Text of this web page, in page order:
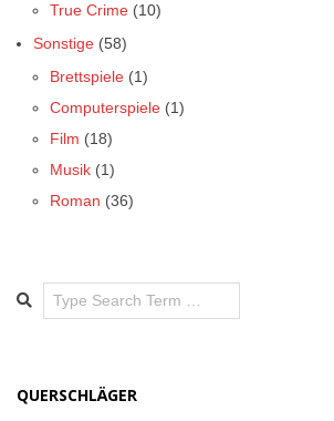
True Crime (10)
Sonstige (58)
Brettspiele (1)
Computerspiele (1)
Film (18)
Musik (1)
Roman (36)
Search
QUERSCHLÄGER